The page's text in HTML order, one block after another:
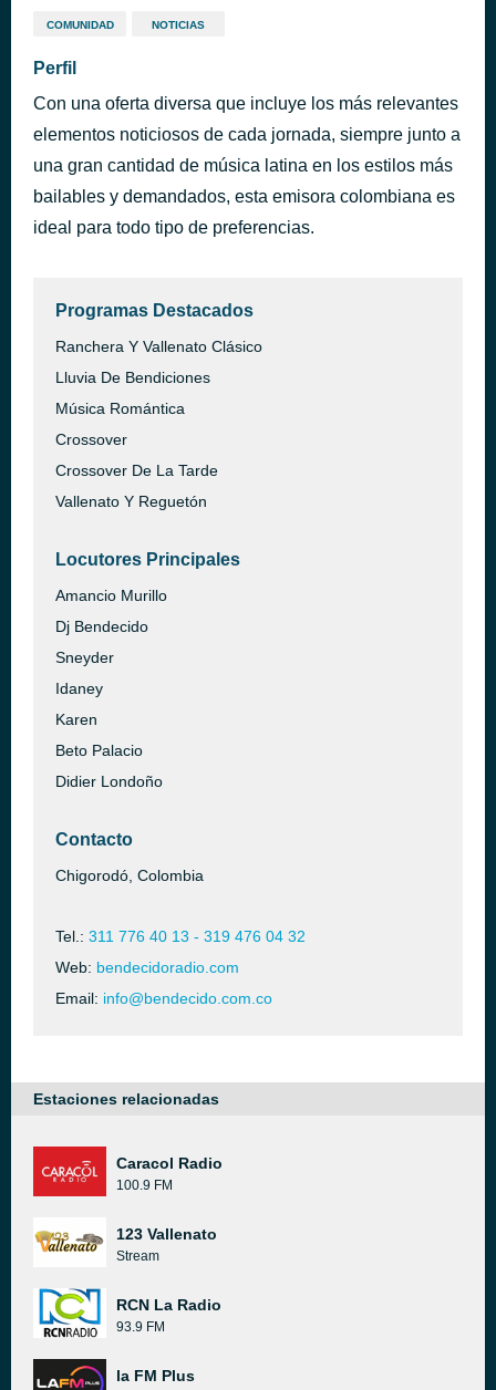
COMUNIDAD NOTICIAS
Perfil
Con una oferta diversa que incluye los más relevantes
elementos noticiosos de cada jornada, siempre junto a
una gran cantidad de música latina en los estilos más
bailables y demandados, esta emisora colombiana es
ideal para todo tipo de preferencias.
Programas Destacados
Ranchera Y Vallenato Clásico
Lluvia De Bendiciones
Música Romántica
Crossover
Crossover De La Tarde
Vallenato Y Reguetón
Locutores Principales
Amancio Murillo
Dj Bendecido
Sneyder
Idaney
Karen
Beto Palacio
Didier Londoño
Contacto
Chigorodó, Colombia
Tel.: 311 776 40 13 - 319 476 04 32
Web: bendecidoradio.com
Email: info@bendecido.com.co
Estaciones relacionadas
Caracol Radio
100.9 FM
123 Vallenato
Stream
RCN La Radio
93.9 FM
la FM Plus